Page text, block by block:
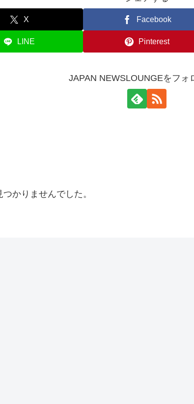
X Facebook
LINE Pinterest
JAPAN NEWSLOUNGEをフォ
かりませんでした。